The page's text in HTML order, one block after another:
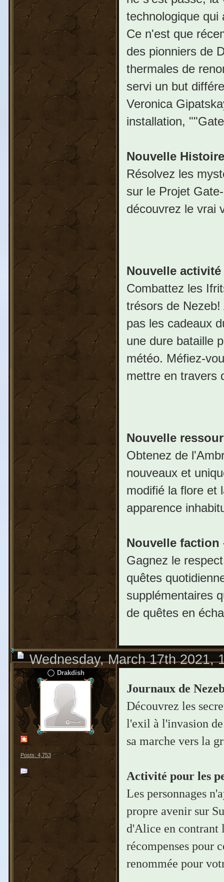
technologique qui
Ce n'est que
des pionniers de
thermales de
servi un but
Veronica
installation,
Nouvelle Histoire
Résolvez les
sur le Projet
découvrez le vrai
Nouvelle activité
Combattez les
trésors de
pas les cadeaux
une dure bataille
météo. Méfiez-
mettre en travers
Nouvelle
Obtenez de
nouveaux et
modifié la flore et
apparence
Nouvelle faction
Gagnez le
quêtes
supplémentaires
de quêtes en
Wednesday, March 17th 2021,
Drakdish
Posts: 4,753
Journaux de
Découvrez les
l'exil à l'invasion
sa marche vers la
Activité pour les
Les personnages
propre avenir sur
d'Alice en contrant
récompenses pour
renommée pour